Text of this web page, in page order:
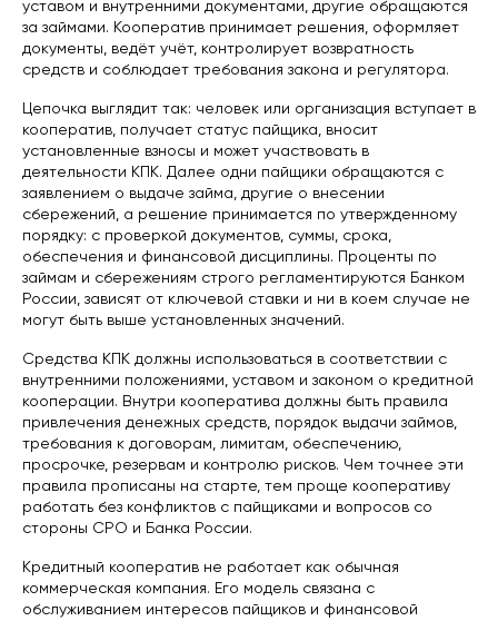
уставом и внутренними документами, другие обращаются
за займами. Кооператив принимает решения, оформляет
документы, ведёт учёт, контролирует возвратность
средств и соблюдает требования закона и регулятора.
Цепочка выглядит так: человек или организация вступает в
кооператив, получает статус пайщика, вносит
установленные взносы и может участвовать в
деятельности КПК. Далее одни пайщики обращаются с
заявлением о выдаче займа, другие о внесении
сбережений, а решение принимается по утвержденному
порядку: с проверкой документов, суммы, срока,
обеспечения и финансовой дисциплины. Проценты по
займам и сбережениям строго регламентируются Банком
России, зависят от ключевой ставки и ни в коем случае не
могут быть выше установленных значений.
Средства КПК должны использоваться в соответствии с
внутренними положениями, уставом и законом о кредитной
кооперации. Внутри кооператива должны быть правила
привлечения денежных средств, порядок выдачи займов,
требования к договорам, лимитам, обеспечению,
просрочке, резервам и контролю рисков. Чем точнее эти
правила прописаны на старте, тем проще кооперативу
работать без конфликтов с пайщиками и вопросов со
стороны СРО и Банка России.
Кредитный кооператив не работает как обычная
коммерческая компания. Его модель связана с
обслуживанием интересов пайщиков и финансовой